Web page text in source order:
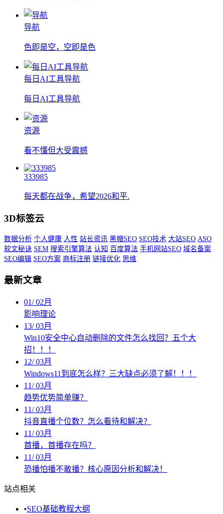
导航
色即是空，空即是色
每日AI工具导航
每日AI工具导航
资源
看不懂但大受震撼
333985
每天都在战争，希望2026和平.
3D标签云
数据分析 个人健康 人性 站长资讯 黑帽SEO SEO技术 大站SEO ASO
软文秘诀 SEM 搜索引擎算法 认知 百度算法 手机网站SEO 域名备案
SEO编辑 SEO方案 商标注册 链接优化 思维
最新文章
01/02月
影响理论
13/03月
Win10安全中心自动删除的文件怎么找回？五个大
招！！！
12/03月
Windows11到底怎么样？三大缺点必须了解！！！
11/03月
趋势优势简单赚？
11/03月
抖音直播个位数？怎么看待和解决？
11/03月
首播，首播存在吗？
11/03月
恐播怕播不敢播？核心原因分析和解决！
站点相关
•SEO基础教程大纲